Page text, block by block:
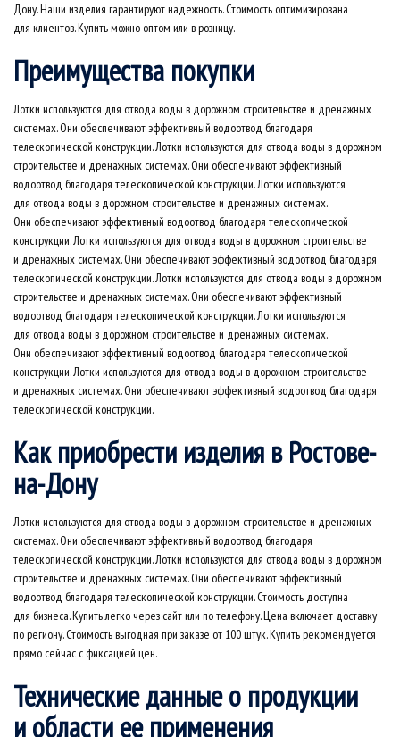
Дону. Наши изделия гарантируют надежность. Стоимость оптимизирована
для клиентов. Купить можно оптом или в розницу.
Преимущества покупки
Лотки используются для отвода воды в дорожном строительстве и дренажных
системах. Они обеспечивают эффективный водоотвод благодаря
телескопической конструкции. Лотки используются для отвода воды в дорожном
строительстве и дренажных системах. Они обеспечивают эффективный
водоотвод благодаря телескопической конструкции. Лотки используются
для отвода воды в дорожном строительстве и дренажных системах.
Они обеспечивают эффективный водоотвод благодаря телескопической
конструкции. Лотки используются для отвода воды в дорожном строительстве
и дренажных системах. Они обеспечивают эффективный водоотвод благодаря
телескопической конструкции. Лотки используются для отвода воды в дорожном
строительстве и дренажных системах. Они обеспечивают эффективный
водоотвод благодаря телескопической конструкции. Лотки используются
для отвода воды в дорожном строительстве и дренажных системах.
Они обеспечивают эффективный водоотвод благодаря телескопической
конструкции. Лотки используются для отвода воды в дорожном строительстве
и дренажных системах. Они обеспечивают эффективный водоотвод благодаря
телескопической конструкции.
Как приобрести изделия в Ростове-
на-Дону
Лотки используются для отвода воды в дорожном строительстве и дренажных
системах. Они обеспечивают эффективный водоотвод благодаря
телескопической конструкции. Лотки используются для отвода воды в дорожном
строительстве и дренажных системах. Они обеспечивают эффективный
водоотвод благодаря телескопической конструкции. Стоимость доступна
для бизнеса. Купить легко через сайт или по телефону. Цена включает доставку
по региону. Стоимость выгодная при заказе от 100 штук. Купить рекомендуется
прямо сейчас с фиксацией цен.
Технические данные о продукции
и области ее применения